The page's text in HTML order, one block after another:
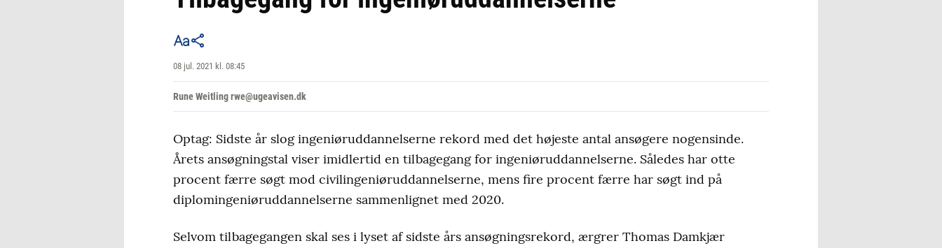
08 jul. 2021 kl. 08:45
Rune Weitling rwe@ugeavisen.dk
Optag: Sidste år slog ingeniøruddannelserne rekord med det højeste antal ansøgere nogensinde.
Årets ansøgningstal viser imidlertid en tilbagegang for ingeniøruddannelserne. Således har otte
procent færre søgt mod civilingeniøruddannelserne, mens fire procent færre har søgt ind på
diplomingeniøruddannelserne sammenlignet med 2020.
Selvom tilbagegangen skal ses i lyset af sidste års ansøgningsrekord, ærgrer Thomas Damkjær